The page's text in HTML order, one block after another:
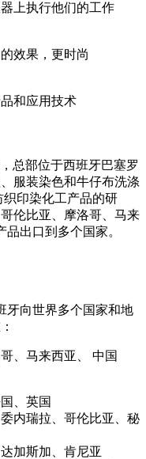
上执行他们的工作
效果，更时尚
和应用技术
总部位于西班牙巴塞罗
服装染色和牛仔布洗涤
印染化工产品的研
伦比亚、摩洛哥、马来
出口到多个国家。
牙向世界多个国家和地
、马来西亚、 中国
、英国
内瑞拉、哥伦比亚、秘
加斯加、肯尼亚